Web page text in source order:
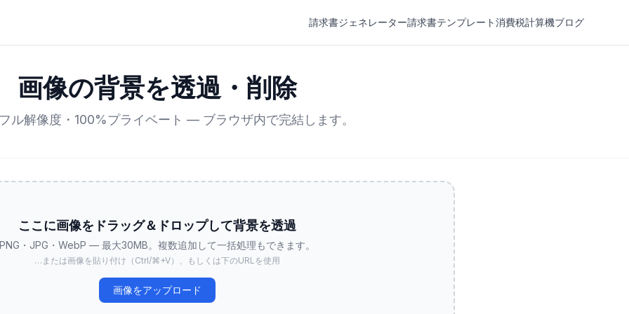
請求書ジェネレーター請求書テンプレート消費税計算機ブログ
画像の背景を透過・削除
ル解像度・100%プライベート — ブラウザ内で完結します。
ここに画像をドラッグ＆ドロップして背景を透過
PNG・JPG・WebP — 最大30MB。複数追加して一括処理もできます。
…または画像を貼り付け（Ctrl/⌘+V）、もしくは下のURLを使用
画像をアップロード